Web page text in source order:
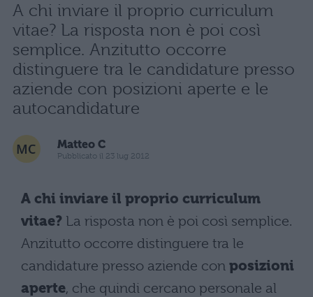
A chi inviare il proprio curriculum
vitae? La risposta non è poi così
semplice. Anzitutto occorre
distinguere tra le candidature presso
aziende con posizioni aperte e le
autocandidature
Matteo C
Pubblicato il 23 lug 2012
A chi inviare il proprio curriculum
vitae? La risposta non è poi così semplice.
Anzitutto occorre distinguere tra le
candidature presso aziende con posizioni
aperte, che quindi cercano personale al